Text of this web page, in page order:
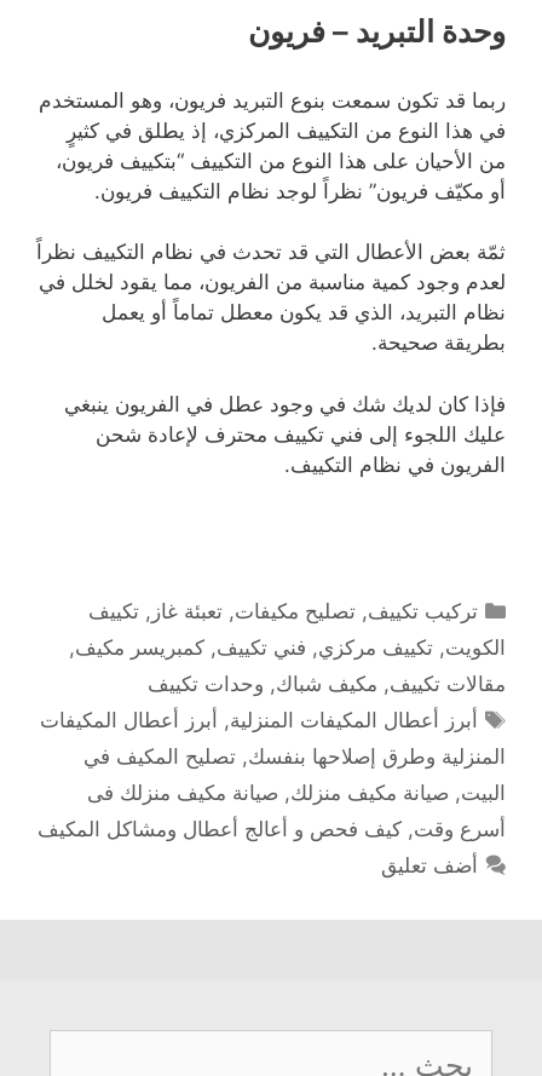
وحدة التبريد – فريون
ربما قد تكون سمعت بنوع التبريد فريون، وهو المستخدم
في هذا النوع من التكييف المركزي، إذ يطلق في كثيرٍ
من الأحيان على هذا النوع من التكييف “بتكييف فريون،
أو مكيّف فريون” نظراً لوجد نظام التكييف فريون.
ثمّة بعض الأعطال التي قد تحدث في نظام التكييف نظراً
لعدم وجود كمية مناسبة من الفريون، مما يقود لخلل في
نظام التبريد، الذي قد يكون معطل تماماً أو يعمل
بطريقة صحيحة.
فإذا كان لديك شك في وجود عطل في الفريون ينبغي
عليك اللجوء إلى فني تكييف محترف لإعادة شحن
الفريون في نظام التكييف.
التصنيفات
تركيب تكييف,تصليح مكيفات,تعبئة غاز ,تكييف
الكويت, تكييف مركزي, فني تكييف, كمبريسر مكيف,
مقالات تكييف, مكيف شباك, وحدات تكييف
الوسوم
أبرز أعطال المكيفات المنزلية, أبرز أعطال المكيفات
المنزلية وطرق إصلاحها بنفسك, تصليح المكيف في
البيت, صيانة مكيف منزلك, صيانة مكيف منزلك فى
أسرع وقت, كيف فحص و أعالج أعطال ومشاكل المكيف
أضف تعليق
البحث